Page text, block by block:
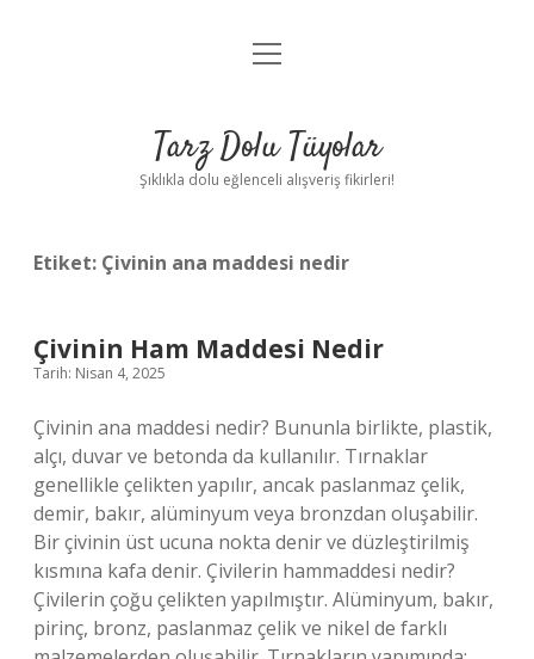
Anasayfa
Yasal Uyarı
menüyü
Tarz Dolu Tüyolar
Şıklıkla dolu eğlenceli alışveriş fikirleri!
Etiket: Çivinin ana maddesi nedir
Çivinin Ham Maddesi Nedir
Tarih: Nisan 4, 2025
Çivinin ana maddesi nedir? Bununla birlikte, plastik,
alçı, duvar ve betonda da kullanılır. Tırnaklar
genellikle çelikten yapılır, ancak paslanmaz çelik,
demir, bakır, alüminyum veya bronzdan oluşabilir.
Bir çivinin üst ucuna nokta denir ve düzleştirilmiş
kısmına kafa denir. Çivilerin hammaddesi nedir?
Çivilerin çoğu çelikten yapılmıştır. Alüminyum, bakır,
pirinç, bronz, paslanmaz çelik ve nikel de farklı